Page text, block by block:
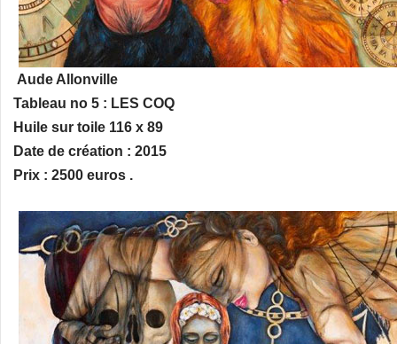
Aude Allonville
Tableau no 5 : LES COQ
Huile sur toile 116 x 89
Date de création : 2015
Prix : 2500 euros .